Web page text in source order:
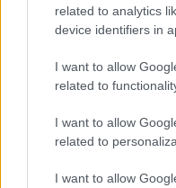
related to analytics
device identifiers in
I want to allow
related to
I want to allow
related to
I want to allow
Sportmagazine: notizie,
calcio, basket, tennis,
MotoGP e Olimpiadi. Le
interviste ai protagonisti
le discipline che fanno